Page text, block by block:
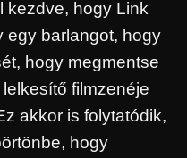
kezdve, hogy Link
egy barlangot, hogy
hogy megmentse
filmzenéje
akkor is folytatódik,
hogy